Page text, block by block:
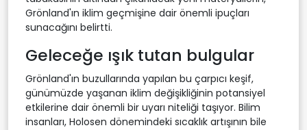
Grönland'ın iklim geçmişine dair önemli ipuçları
sunacağını belirtti.
Geleceğe ışık tutan bulgular
Grönland'ın buzullarında yapılan bu çarpıcı keşif,
günümüzde yaşanan iklim değişikliğinin potansiyel
etkilerine dair önemli bir uyarı niteliği taşıyor. Bilim
insanları, Holosen dönemindeki sıcaklık artışının bile